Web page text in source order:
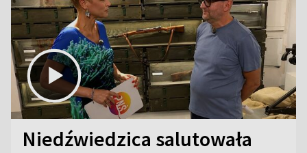
Niedźwiedzica salutowała